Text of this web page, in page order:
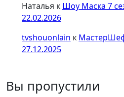
Наталья к Шоу Маска 7
22.02.2026
tvshouonlain к
27.12.2025
Вы пропустили